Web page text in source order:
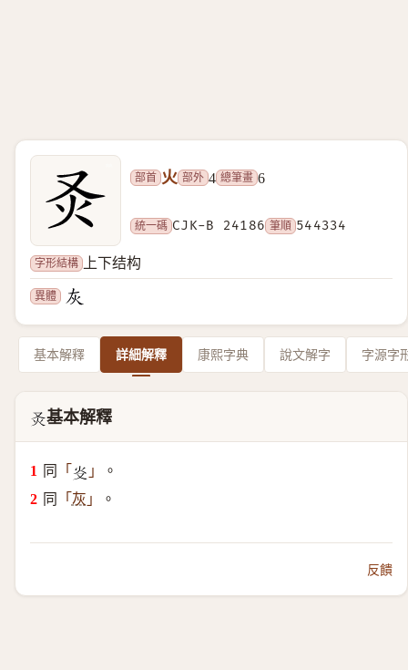
部首 火 部外 4 總筆畫 6
統一碼 CJK-B 24186 筆順 544334
字形結構 上下结构
異體
基本解釋 詳細解釋 康熙字典 說文解字 字源字
𤆆基本解釋
同 「 𤆌 」
。
同 「 灰 」 。
反饋